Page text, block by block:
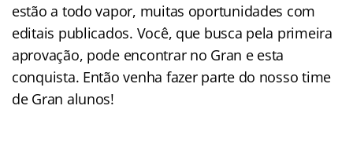
estão a todo vapor, muitas oportunidades com
editais publicados. Você, que busca pela primeira
aprovação, pode encontrar no Gran e esta
conquista. Então venha fazer parte do nosso time
de Gran alunos!